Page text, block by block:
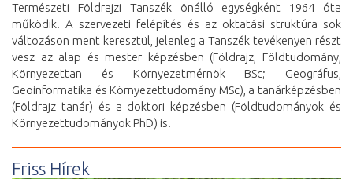
Természeti Földrajzi Tanszék önálló egységként 1964 óta
működik. A szervezeti felépítés és az oktatási struktúra sok
változáson ment keresztül, jelenleg a Tanszék tevékenyen részt
vesz az alap és mester képzésben (Földrajz, Földtudomány,
Környezettan és Környezetmérnök BSc; Geográfus,
Geoinformatika és Környezettudomány MSc), a tanárképzésben
(Földrajz tanár) és a doktori képzésben (Földtudományok és
Környezettudományok PhD) is.
Friss Hírek